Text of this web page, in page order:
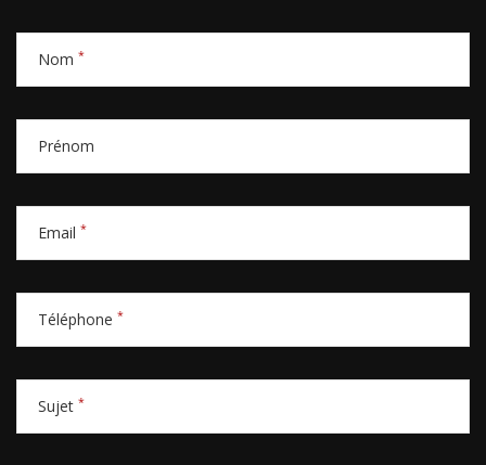
Nom *
Prénom
Email *
Téléphone *
Sujet *